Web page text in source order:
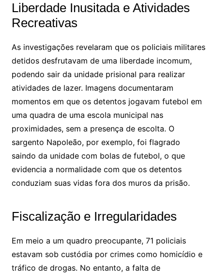
Liberdade Inusitada e Atividades
Recreativas
As investigações revelaram que os policiais militares
detidos desfrutavam de uma liberdade incomum,
podendo sair da unidade prisional para realizar
atividades de lazer. Imagens documentaram
momentos em que os detentos jogavam futebol em
uma quadra de uma escola municipal nas
proximidades, sem a presença de escolta. O
sargento Napoleão, por exemplo, foi flagrado
saindo da unidade com bolas de futebol, o que
evidencia a normalidade com que os detentos
conduziam suas vidas fora dos muros da prisão.
Fiscalização e Irregularidades
Em meio a um quadro preocupante, 71 policiais
estavam sob custódia por crimes como homicídio e
tráfico de drogas. No entanto, a falta de